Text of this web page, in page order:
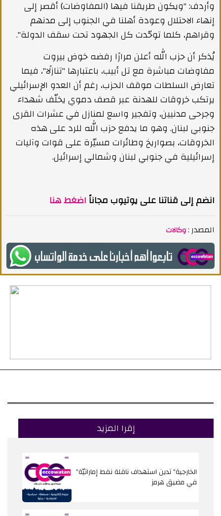
وأردف: "ويكون طريقنا فيها (المفاوضات) أقصر إلى
إنهاء الاحتلال وعودة أهلنا في الجنوب إلى مدنهم
وقراهم، كلما توحّدت كل الجهود تحت سقف الدولة".
يُذكر أن حزب الله أعلن مرارًا رفضه خوض بيروت
مفاوضات مباشرة مع تل أبيب، باعتبارها "تنازلًا"، فيما
تعارض السلطات موقف الحزب، رغم أن العدو الإسرائيلي
يرتكب خروقات للهدنة عبر قصف دموي يخلّف شهداء
وجرحى مدنيين، وتفجير واسع لمنازل في عشرات القرى
جنوبي لبنان. وهو ما يدفع حزب الله للرد على هذه
الخروقات، بصواريخ وطائرات مسيّرة على قوات وآليات
إسرائيلية في جنوبي لبنان وشمالي إسرائيل.
انضم إلى قناتنا على يوتيوب مجاناً اضغط هنا
المصدر :وكالات
إقرا المزيد
"الخارجية" تدين استهداف ناقلة نفط إماراتيّة
في مضيق هرمز